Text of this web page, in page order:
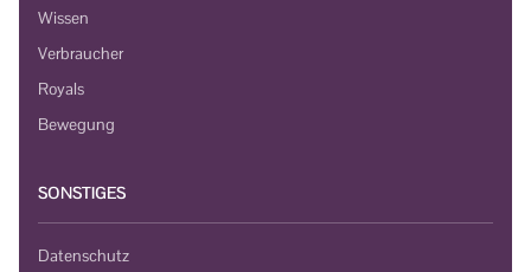
Wissen
Verbraucher
Royals
Bewegung
SONSTIGES
Datenschutz